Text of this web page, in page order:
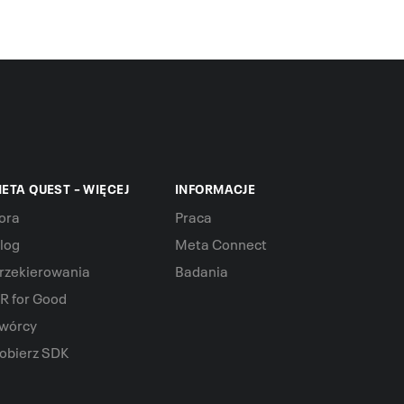
QUEST – WIĘCEJ
for Good
SDK
INFORMACJE
Praca
Meta Connect
Badania